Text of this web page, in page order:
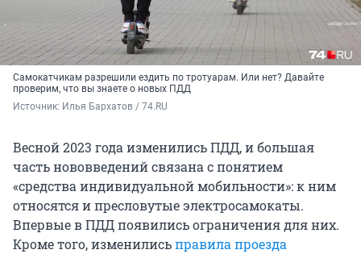
Самокатчикам разрешили ездить по тротуарам. Или нет? Давайте
проверим, что вы знаете о новых ПДД
Источник: Илья Бархатов / 74.RU
Весной 2023 года изменились ПДД, и большая
часть нововведений связана с понятием
«средства индивидуальной мобильности»: к ним
относятся и пресловутые электросамокаты.
Впервые в ПДД появились ограничения для них.
Кроме того, изменилисьправила проезда